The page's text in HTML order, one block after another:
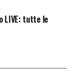
NEWS
LIVE: tutte le